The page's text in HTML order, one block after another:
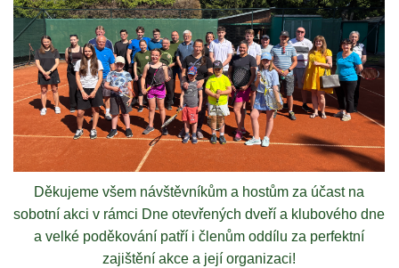
Děkujeme všem návštěvníkům a hostům za účast na
sobotní akci v rámci Dne otevřených dveří a klubového dne
a velké poděkování patří i členům oddílu za perfektní
zajištění akce a její organizaci!